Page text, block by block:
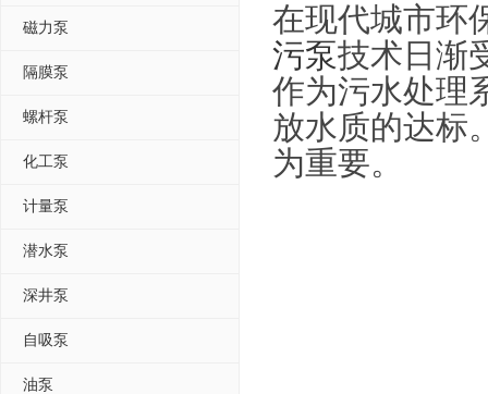
磁力泵
隔膜泵
螺杆泵
化工泵
计量泵
潜水泵
深井泵
自吸泵
油泵
在现代城市环
污泵技术日渐
作为污水处理
放水质的达标
为重要。